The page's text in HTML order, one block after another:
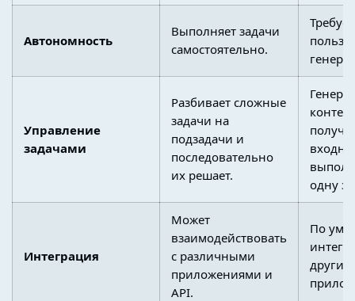
Автономность
Выполняет задачи
самостоятельно.
Управление
задачами
Разбивает сложные
задачи на
подзадачи и
последовательно
их решает.
одну
Интеграция
Может
взаимодействовать
с различными
приложениями и
API.
По